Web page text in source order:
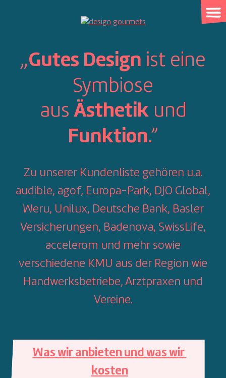
„Gutes Design ist eine
Symbiose
ausÄsthetikund
Funktion.”
Zu unserer Kundenliste gehören u.a.
audible, agof, Europa-Park, DJO Global,
Weru, Unilux, Deutsche Bank, Basler
Versicherungen, Badenova, SwissLife,
accelerom und mehr sowie
verschiedene KMU aus der Region wie
Handwerksbetriebe, Arztpraxen und
Vereine.
Was wir anbieten und was wir
kosten